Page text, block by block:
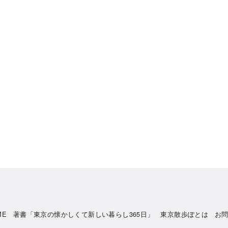
著書「東京の懐かしくて新しい暮らし365日」 東京散歩ぽとは お